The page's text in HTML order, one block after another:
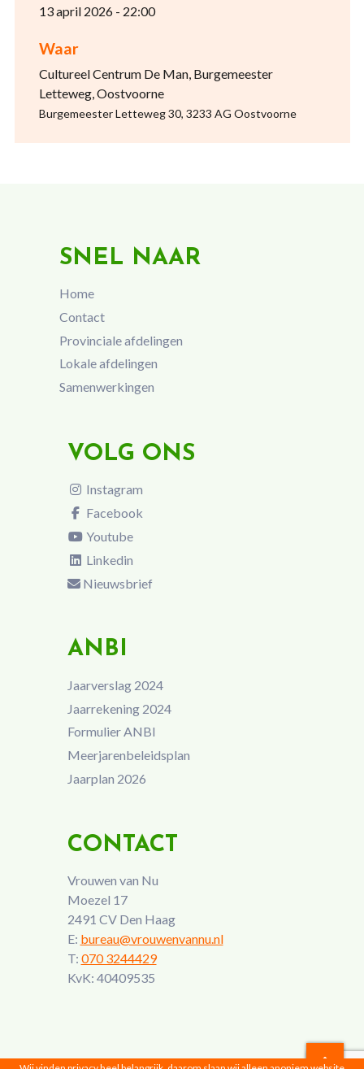
13 april 2026 - 22:00
Waar
Cultureel Centrum De Man, Burgemeester
Letteweg, Oostvoorne
Burgemeester Letteweg 30, 3233 AG Oostvoorne
SNEL NAAR
Home
Contact
Provinciale afdelingen
Lokale afdelingen
Samenwerkingen
VOLG ONS
Instagram
Facebook
Youtube
Linkedin
Nieuwsbrief
ANBI
Jaarverslag 2024
Jaarrekening 2024
Formulier ANBI
Meerjarenbeleidsplan
Jaarplan 2026
CONTACT
Vrouwen van Nu
Moezel 17
2491 CV Den Haag
E: bureau@vrouwenvannu.nl
T: 070 3244429
KvK: 40409535